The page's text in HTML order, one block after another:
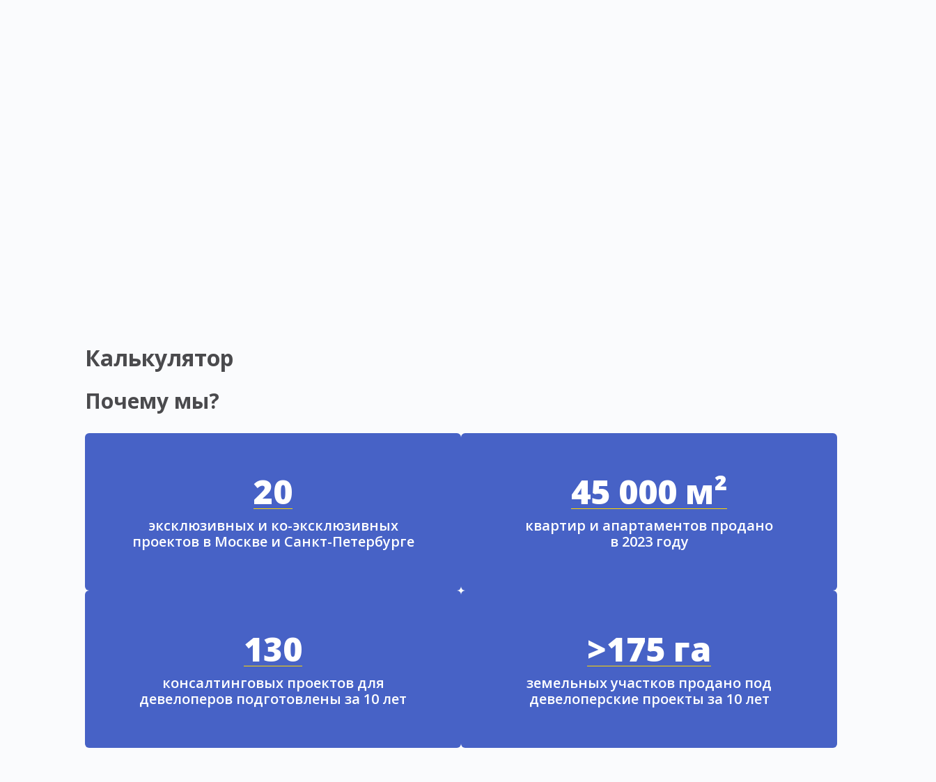
Калькулятор
Почему мы?
20
эксклюзивных и ко-эксклюзивных
проектов в Москве и Санкт-Петербурге
45 000 м²
квартир и апартаментов продано
в 2023 году
130
консалтинговых проектов для
девелоперов подготовлены за 10 лет
>175 га
земельных участков продано под
девелоперские проекты за 10 лет